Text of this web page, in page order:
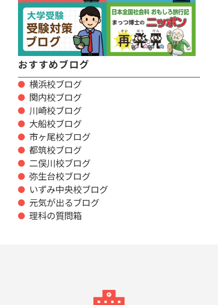
おすすめブログ
横浜校ブログ
関内校ブログ
川崎校ブログ
大船校ブログ
市ヶ尾校ブログ
都筑校ブログ
二俣川校ブログ
弥生台校ブログ
いずみ中央校ブログ
元気が出るブログ
理科の質問箱